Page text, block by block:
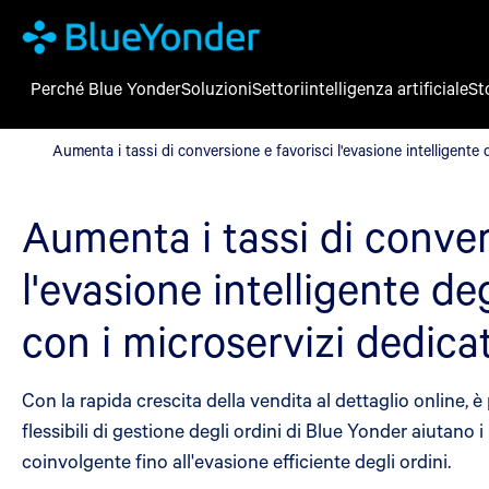
Aumenta i tassi di conversione e favorisci l'evasione
Perché Blue YonderSoluzioniSettoriintelligenza artificiale
Aumenta i tassi di conversione e favorisci l'evasione
Aumenta i tassi di
l'evasione intelligente
con i microservizi
Con la rapida crescita della vendita al dettaglio online,
flessibili di gestione degli ordini di Blue Yonder
coinvolgente fino all'evasione efficiente degli ordini.